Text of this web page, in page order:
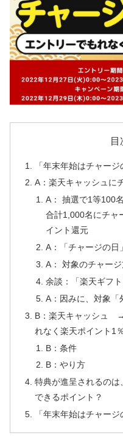
目
「年末年始はチャー
A：楽天キャッシュに
A： 抽選で1等
合計1,000名にチャ
イント還元
A：「チャージの日
A： 対象のチャー
余談：「楽天ギフ
A：因みに、対象「
B：楽天キャッシュ
れなく楽天ポイント1
B：条件
B：やり方
特典が進呈されるの
できるポイント？
「年末年始はチャー